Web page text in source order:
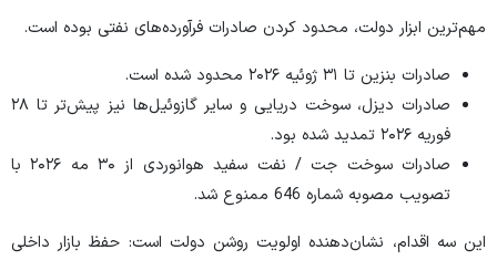
مهم‌ترین ابزار دولت، محدود کردن صادرات فرآورده‌های نفتی بوده است.
صادرات بنزین تا ۳۱ ژوئیه ۲۰۲۶ محدود شده است.
صادرات دیزل، سوخت دریایی و سایر گازوئیل‌ها نیز پیش‌تر تا ۲۸
فوریه ۲۰۲۶ تمدید شده بود.
صادرات سوخت جت / نفت سفید هوانوردی از ۳۰ مه ۲۰۲۶ با
تصویب مصوبه شماره 646 ممنوع شد.
این سه اقدام، نشان‌دهنده اولویت روشن دولت است: حفظ بازار داخلی